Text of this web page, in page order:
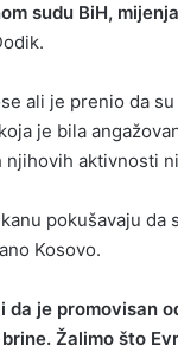
sudu BiH,
ali je prenio da
je bila
aktivnosti
pokušavaju
Kosovo.
je promovisan
Žalimo što